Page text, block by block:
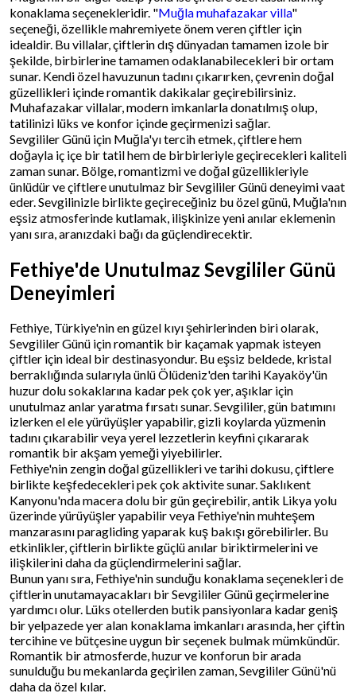
konaklama seçenekleridir. "Muğla muhafazakar villa"
seçeneği, özellikle mahremiyete önem veren çiftler için
idealdir. Bu villalar, çiftlerin dış dünyadan tamamen izole bir
şekilde, birbirlerine tamamen odaklanabilecekleri bir ortam
sunar. Kendi özel havuzunun tadını çıkarırken, çevrenin doğal
güzellikleri içinde romantik dakikalar geçirebilirsiniz.
Muhafazakar villalar, modern imkanlarla donatılmış olup,
tatilinizi lüks ve konfor içinde geçirmenizi sağlar.
Sevgililer Günü için Muğla'yı tercih etmek, çiftlere hem
doğayla iç içe bir tatil hem de birbirleriyle geçirecekleri kaliteli
zaman sunar. Bölge, romantizmi ve doğal güzellikleriyle
ünlüdür ve çiftlere unutulmaz bir Sevgililer Günü deneyimi vaat
eder. Sevgilinizle birlikte geçireceğiniz bu özel günü, Muğla'nın
eşsiz atmosferinde kutlamak, ilişkinize yeni anılar eklemenin
yanı sıra, aranızdaki bağı da güçlendirecektir.
Fethiye'de Unutulmaz Sevgililer Günü
Deneyimleri
Fethiye, Türkiye'nin en güzel kıyı şehirlerinden biri olarak,
Sevgililer Günü için romantik bir kaçamak yapmak isteyen
çiftler için ideal bir destinasyondur. Bu eşsiz beldede, kristal
berraklığında sularıyla ünlü Ölüdeniz'den tarihi Kayaköy'ün
huzur dolu sokaklarına kadar pek çok yer, aşıklar için
unutulmaz anlar yaratma fırsatı sunar. Sevgililer, gün batımını
izlerken el ele yürüyüşler yapabilir, gizli koylarda yüzmenin
tadını çıkarabilir veya yerel lezzetlerin keyfini çıkararak
romantik bir akşam yemeği yiyebilirler.
Fethiye'nin zengin doğal güzellikleri ve tarihi dokusu, çiftlere
birlikte keşfedecekleri pek çok aktivite sunar. Saklıkent
Kanyonu'nda macera dolu bir gün geçirebilir, antik Likya yolu
üzerinde yürüyüşler yapabilir veya Fethiye'nin muhteşem
manzarasını paragliding yaparak kuş bakışı görebilirler. Bu
etkinlikler, çiftlerin birlikte güçlü anılar biriktirmelerini ve
ilişkilerini daha da güçlendirmelerini sağlar.
Bunun yanı sıra, Fethiye'nin sunduğu konaklama seçenekleri de
çiftlerin unutamayacakları bir Sevgililer Günü geçirmelerine
yardımcı olur. Lüks otellerden butik pansiyonlara kadar geniş
bir yelpazede yer alan konaklama imkanları arasında, her çiftin
tercihine ve bütçesine uygun bir seçenek bulmak mümkündür.
Romantik bir atmosferde, huzur ve konforun bir arada
sunulduğu bu mekanlarda geçirilen zaman, Sevgililer Günü'nü
daha da özel kılar.